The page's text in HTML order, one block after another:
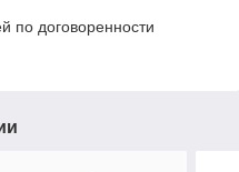
по договоренности